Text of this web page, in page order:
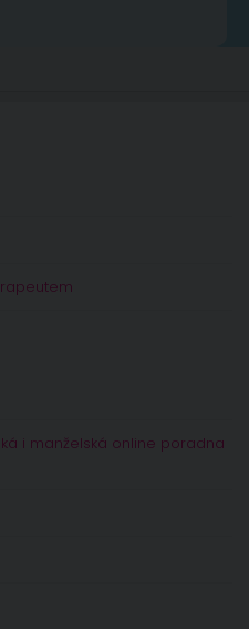
i manželská online poradna